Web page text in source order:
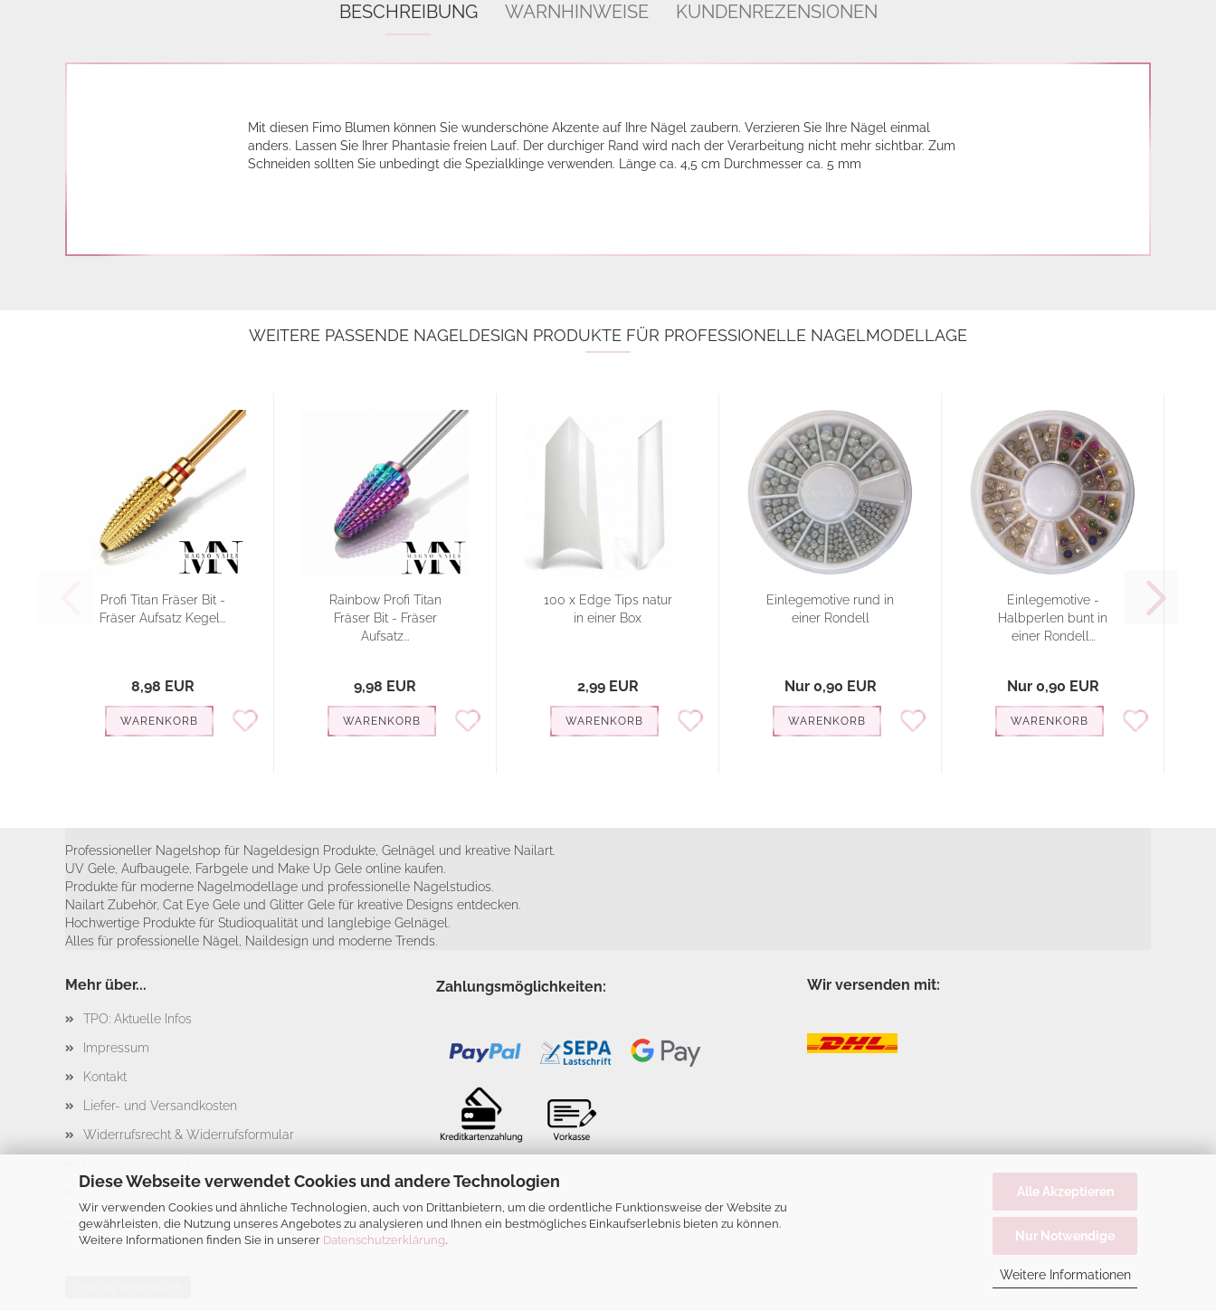
Diese Webseite verwendet Cookies und andere Technologien
Wir verwenden Cookies und ähnliche Technologien, auch von Drittanbietern, um die ordentliche Funktionsweise der Website zu
gewährleisten, die Nutzung unseres Angebotes zu analysieren und Ihnen ein bestmögliches Einkaufserlebnis bieten zu können.
Weitere Informationen finden Sie in unserer Datenschutzerklärung.
Alle Akzeptieren
Nur Notwendige
Weitere Informationen
BESCHREIBUNG WARNHINWEISE KUNDENREZENSIONEN
Mit diesen Fimo Blumen können Sie wunderschöne Akzente auf Ihre Nägel zaubern. Verzieren Sie Ihre Nägel einmal
anders. Lassen Sie Ihrer Phantasie freien Lauf. Der durchiger Rand wird nach der Verarbeitung nicht mehr sichtbar. Zum
Schneiden sollten Sie unbedingt die Spezialklinge verwenden. Länge ca. 4,5 cm Durchmesser ca. 5 mm
WEITERE PASSENDE NAGELDESIGN PRODUKTE FÜR PROFESSIONELLE NAGELMODELLAGE
Profi Titan Fräser Bit -
Fräser Aufsatz Kegel...
8,98 EUR
WARENKORB
Rainbow Profi Titan
Fräser Bit - Fräser
Aufsatz...
9,98 EUR
WARENKORB
100 x Edge Tips natur
in einer Box
2,99 EUR
WARENKORB
Einlegemotive rund in
einer Rondell
Nur 0,90 EUR
WARENKORB
Einlegemotive -
Halbperlen bunt in
einer Rondell...
Nur 0,90 EUR
WARENKORB
Professioneller Nagelshop für Nageldesign Produkte, Gelnägel und kreative Nailart.
UV Gele, Aufbaugele, Farbgele und Make Up Gele online kaufen.
Produkte für moderne Nagelmodellage und professionelle Nagelstudios.
Nailart Zubehör, Cat Eye Gele und Glitter Gele für kreative Designs entdecken.
Hochwertige Produkte für Studioqualität und langlebige Gelnägel.
Alles für professionelle Nägel, Naildesign und moderne Trends.
Mehr über...
TPO: Aktuelle Infos
Impressum
Kontakt
Liefer- und Versandkosten
Widerrufsrecht & Widerrufsformular
Cookie Einstellungen
Zahlungsmöglichkeiten: Wir versenden mit: